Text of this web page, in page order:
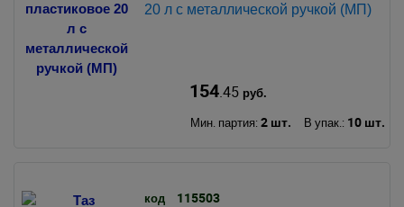
20 л с металлической ручкой (МП)
154.45руб.
Мин. партия: 2 шт. В упак.: 10 шт.
код 115503